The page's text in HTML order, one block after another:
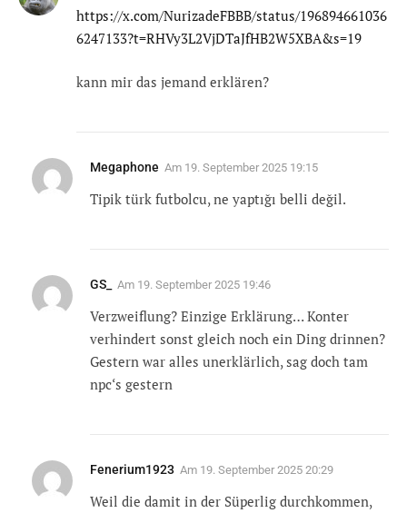
https://x.com/NurizadeFBBB/status/196894661036
6247133?t=RHVy3L2VjDTaJfHB2W5XBA&s=19
kann mir das jemand erklären?
Megaphone Am 19. September 2025 19:15
Tipik türk futbolcu, ne yaptığı belli değil.
GS_ Am 19. September 2025 19:46
Verzweiflung? Einzige Erklärung… Konter
verhindert sonst gleich noch ein Ding drinnen?
Gestern war alles unerklärlich, sag doch tam
npc‘s gestern
Fenerium1923 Am 19. September 2025 20:29
Weil die damit in der Süperlig durchkommen,